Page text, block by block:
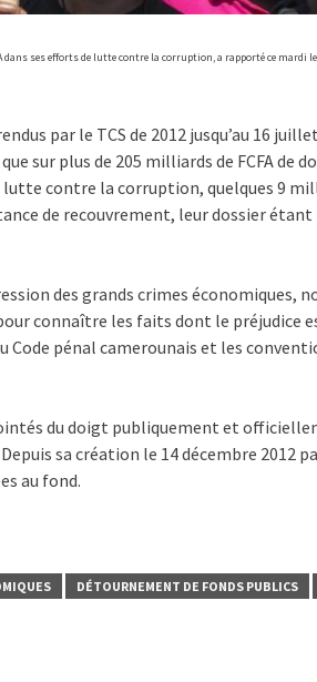
ses efforts de lutte contre la corruption, a rapporté ce mardi
par le TCS de 2012 jusqu’au 16
sur plus de 205 milliards de FCFA de
contre la corruption, quelques 9
de recouvrement, leur dossier
des grands crimes économiques,
connaître les faits dont le préjudice
Code pénal camerounais et les
du doigt publiquement et
sa création le 14 décembre 2012
au fond.
DÉTOURNEMENT DE FONDS PUBLICS